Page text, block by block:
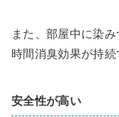
また、部屋中に染
時間消臭効果が持続
安全性が高い